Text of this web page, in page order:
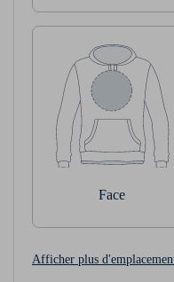
Face
Afficher plus